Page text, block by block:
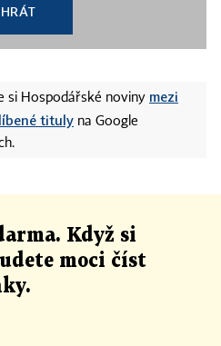
HRÁT
si Hospodářské noviny mezi
tituly na Google
Když si
moci číst
.